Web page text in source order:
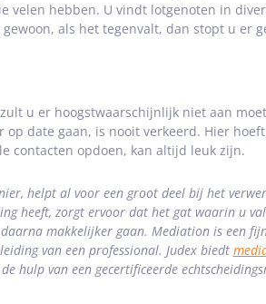
velen hebben. U vindt lotgenoten in
als het tegenvalt, dan stopt u er
u er hoogstwaarschijnlijk niet aan
op date gaan, is nooit verkeerd. Hier
contacten opdoen, kan altijd leuk zijn.
helpt al voor een groot deel bij het
heeft, zorgt ervoor dat het gat waarin u
makkelijker gaan. Mediation is een
van een professional. Judex biedt
hulp van een gecertificeerde